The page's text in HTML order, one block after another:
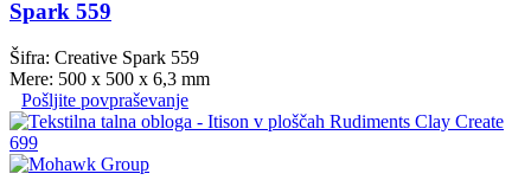
Spark 559
Šifra: Creative Spark 559
Mere: 500 x 500 x 6,3 mm
Pošljite povpraševanje